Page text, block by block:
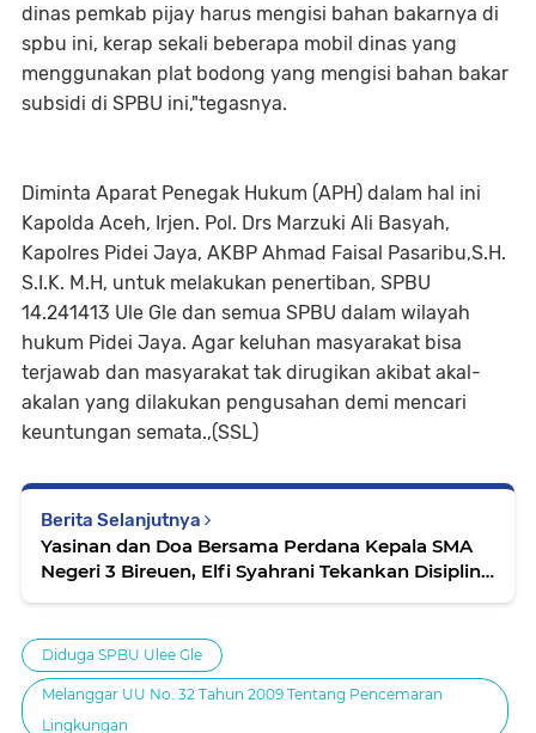
dinas pemkab pijay harus mengisi bahan bakarnya di
spbu ini, kerap sekali beberapa mobil dinas yang
menggunakan plat bodong yang mengisi bahan bakar
subsidi di SPBU ini,"tegasnya.
Diminta Aparat Penegak Hukum (APH) dalam hal ini
Kapolda Aceh, Irjen. Pol. Drs Marzuki Ali Basyah,
Kapolres Pidei Jaya, AKBP Ahmad Faisal Pasaribu,S.H.
S.I.K. M.H, untuk melakukan penertiban, SPBU
14.241413 Ule Gle dan semua SPBU dalam wilayah
hukum Pidei Jaya. Agar keluhan masyarakat bisa
terjawab dan masyarakat tak dirugikan akibat akal-
akalan yang dilakukan pengusahan demi mencari
keuntungan semata.,(SSL)
Berita Selanjutnya
Yasinan dan Doa Bersama Perdana Kepala SMA
Negeri 3 Bireuen, Elfi Syahrani Tekankan Disiplin
Diduga SPBU Ulee Gle
Melanggar UU No. 32 Tahun 2009 Tentang Pencemaran
Lingkungan